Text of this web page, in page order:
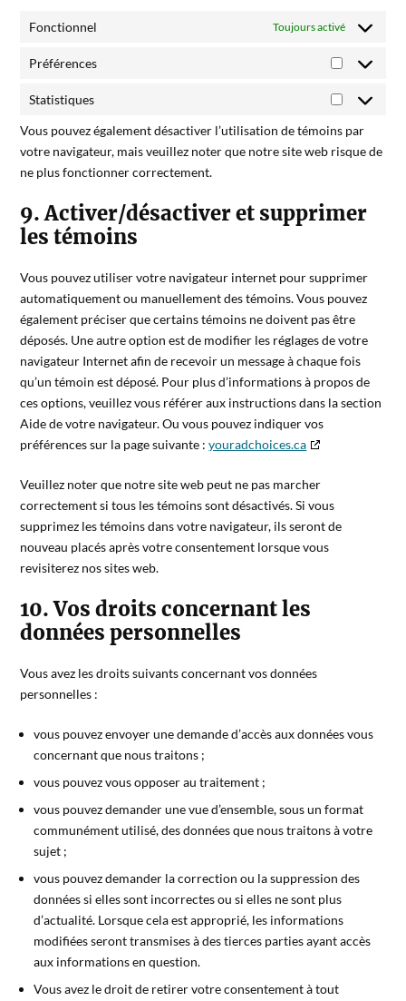
Fonctionnel Toujours activé
Préférences
Statistiques
Vous pouvez également désactiver l’utilisation de témoins par
votre navigateur, mais veuillez noter que notre site web risque de
ne plus fonctionner correctement.
9. Activer/désactiver et supprimer
les témoins
Vous pouvez utiliser votre navigateur internet pour supprimer
automatiquement ou manuellement des témoins. Vous pouvez
également préciser que certains témoins ne doivent pas être
déposés. Une autre option est de modifier les réglages de votre
navigateur Internet afin de recevoir un message à chaque fois
qu’un témoin est déposé. Pour plus d’informations à propos de
ces options, veuillez vous référer aux instructions dans la section
Aide de votre navigateur. Ou vous pouvez indiquer vos
préférences sur la page suivante :youradchoices.ca
Veuillez noter que notre site web peut ne pas marcher
correctement si tous les témoins sont désactivés. Si vous
supprimez les témoins dans votre navigateur, ils seront de
nouveau placés après votre consentement lorsque vous
revisiterez nos sites web.
10. Vos droits concernant les
données personnelles
Vous avez les droits suivants concernant vos données
personnelles :
vous pouvez envoyer une demande d’accès aux données vous
concernant que nous traitons ;
vous pouvez vous opposer au traitement ;
vous pouvez demander une vue d’ensemble, sous un format
communément utilisé, des données que nous traitons à votre
sujet ;
vous pouvez demander la correction ou la suppression des
données si elles sont incorrectes ou si elles ne sont plus
d’actualité. Lorsque cela est approprié, les informations
modifiées seront transmises à des tierces parties ayant accès
aux informations en question.
Vous avez le droit de retirer votre consentement à tout